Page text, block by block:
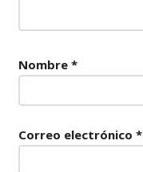
Nombre *
Correo electrónico *